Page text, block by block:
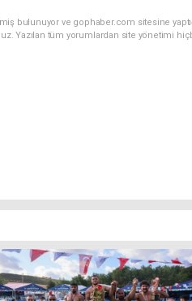
bulunuyor ve gophaber.com sitesine
Yazılan tüm yorumlardan site yönetimi